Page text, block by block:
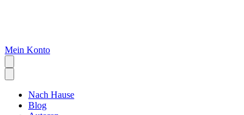
Mein Konto
Nach Hause
Blog